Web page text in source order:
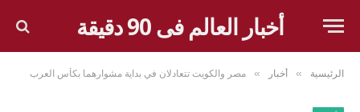
أخبار العالم فى 90 دقيقة
الرئيسية » أخبار » مصر والكويت تتعادلان في بداية مشوارهما بكأس العرب